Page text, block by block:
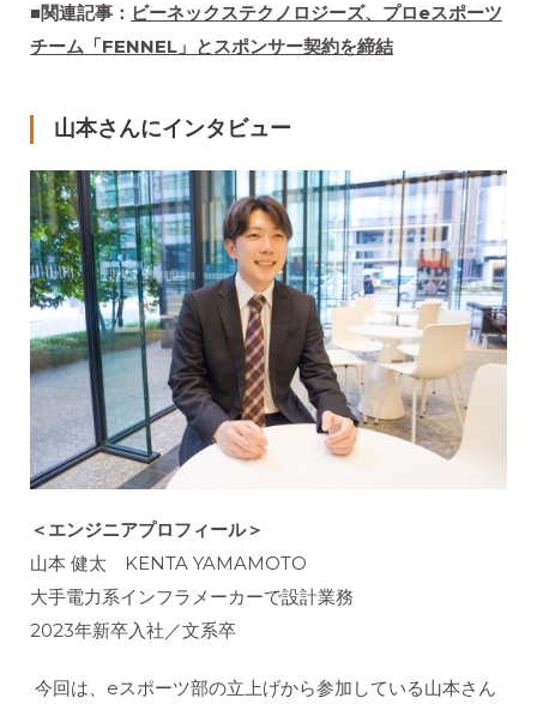
■関連記事： ビーネックステクノロジーズ、プロeスポーツ
チーム「FENNEL 」とスポンサー契約を締結
山本さんにインタビュー
＜エンジニアプロフィール＞
山本 健太 KENTA YAMAMOTO
大手電力系インフラメーカーで設計業務
2023年新卒入社／文系卒
今回は、eスポーツ部の立上げから参加している山本さん